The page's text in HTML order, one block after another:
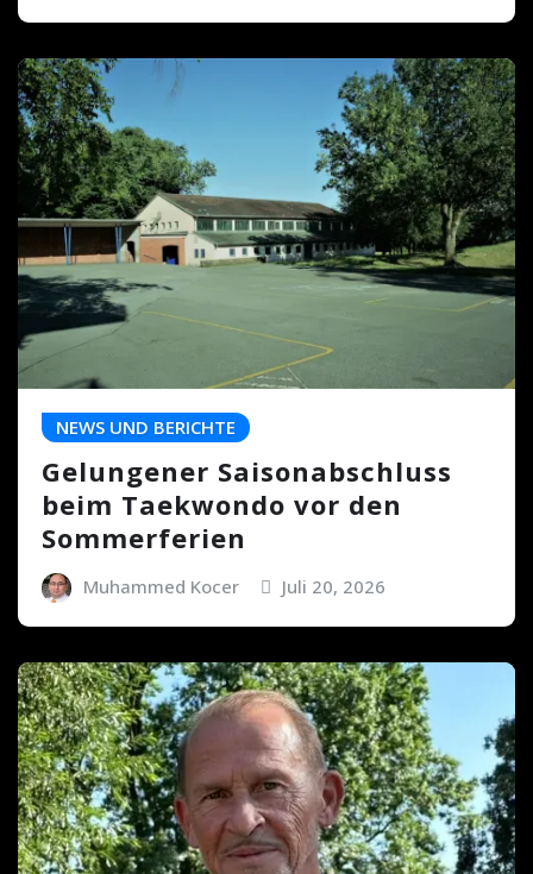
NEWS UND BERICHTE
Gelungener Saisonabschluss
beim Taekwondo vor den
Sommerferien
Muhammed Kocer Juli 20, 2026